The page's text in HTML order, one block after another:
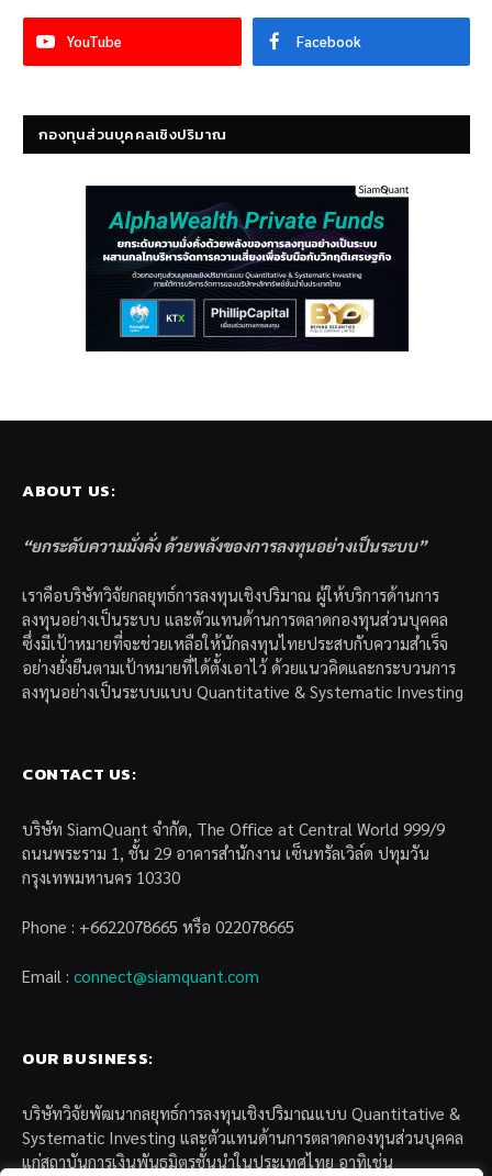
YouTube Facebook
กองทุนส่วนบุคคลเชิงปริมาณ
ABOUT US:
“ยกระดับความมั่งคั่ง ด้วยพลังของการลงทุนอย่างเป็นระบบ”
เราคือบริษัทวิจัยกลยุทธ์การลงทุนเชิงปริมาณ ผู้ให้บริการด้านการ
ลงทุนอย่างเป็นระบบ และตัวแทนด้านการตลาดกองทุนส่วนบุคคล
ซึ่งมีเป้าหมายที่จะช่วยเหลือให้นักลงทุนไทยประสบกับความสำเร็จ
อย่างยั่งยืนตามเป้าหมายที่ได้ตั้งเอาไว้ ด้วยแนวคิดและกระบวนการ
ลงทุนอย่างเป็นระบบแบบ Quantitative & Systematic Investing
CONTACT US:
บริษัท SiamQuant จำกัด, The Office at Central World 999/9
ถนนพระราม 1, ชั้น 29 อาคารสำนักงาน เซ็นทรัลเวิล์ด ปทุมวัน
กรุงเทพมหานคร 10330
Phone : +6622078665 หรือ 022078665
Email : connect@siamquant.com
OUR BUSINESS:
บริษัทวิจัยพัฒนากลยุทธ์การลงทุนเชิงปริมาณแบบ Quantitative &
Systematic Investing และตัวแทนด้านการตลาดกองทุนส่วนบุคคล
แก่สถาบันการเงินพันธมิตรชั้นนำในประเทศไทย อาทิเช่น